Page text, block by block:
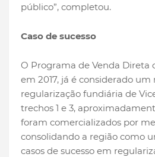
público”, completou.
Caso de sucesso
O Programa de Venda Direta
em 2017, já é considerado um
regularização fundiária de
trechos 1 e 3,
foram comercializados por
consolidando a região como
casos de sucesso em